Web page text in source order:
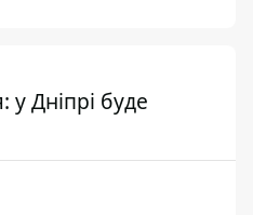
Дніпрі буде